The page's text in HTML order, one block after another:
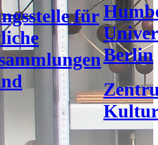
für
Berlin